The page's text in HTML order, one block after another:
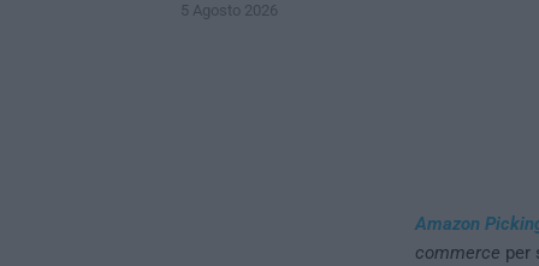
Amazon
commerce per
5 Agosto 2026